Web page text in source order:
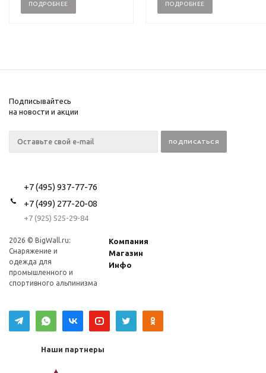
ПОДРОБНЕЕ ПОДРОБНЕЕ
Подписывайтесь
на новости и акции
+7 (495) 937-77-76
+7 (499) 277-20-08
+7 (925) 525-29-84
2026 © BigWall.ru:
Снаряжение и
одежда для
промышленного и
спортивного альпинизма
Компания
Магазин
Инфо
Наши партнеры